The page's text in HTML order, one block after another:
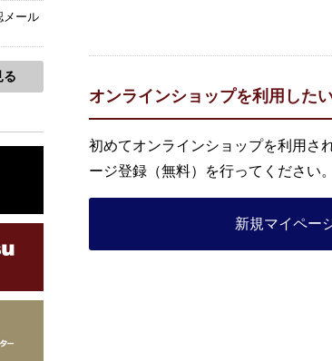
オンラインショップを利用した
初めてオンラインショップを利用さ
ージ登録（無料）を行ってください。
新規マイペー
メール
る